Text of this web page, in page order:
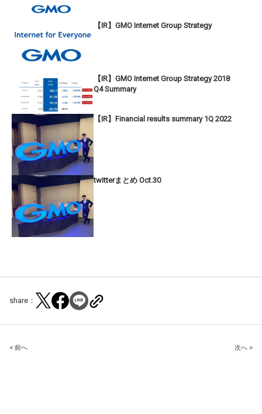
【IR】GMO Internet Group Strategy
【IR】GMO Internet Group Strategy 2018
Q4 Summary
【IR】Financial results summary 1Q 2022
twitterまとめ Oct.30
share：
Post
< 前へ 次へ >